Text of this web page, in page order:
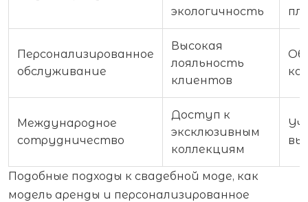
экологичность
Персонализированное
обслуживание
Высокая
лояльность
клиентов
Международное
сотрудничество
Доступ к
эксклюзивным
коллекциям
Подобные подходы к свадебной моде, как
модель аренды и персонализированное